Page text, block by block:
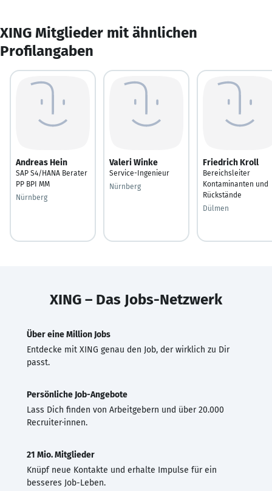
XING Mitglieder mit ähnlichen
Profilangaben
Andreas Hein
SAP S4/HANA Berater
PP BPI MM
Nürnberg
Valeri Winke
Service-Ingenieur
Nürnberg
Friedrich Kroll
Bereichsleiter
Kontaminanten und
Rückstände
Dülmen
XING – Das Jobs-Netzwerk
Über eine Million Jobs
Entdecke mit XING genau den Job, der wirklich zu Dir
passt.
Persönliche Job-Angebote
Lass Dich finden von Arbeitgebern und über 20.000
Recruiter·innen.
21 Mio. Mitglieder
Knüpf neue Kontakte und erhalte Impulse für ein
besseres Job-Leben.